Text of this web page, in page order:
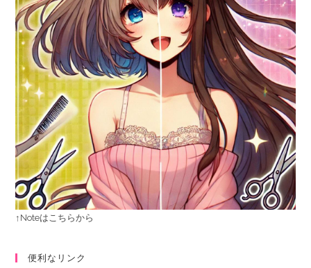
↑Noteはこちらから
便利なリンク